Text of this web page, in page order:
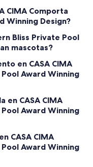
CIMA Comporta
Winning Design?
Bliss Private Pool
mascotas?
en CASA CIMA
Award Winning
en CASA CIMA
Award Winning
CASA CIMA
Award Winning